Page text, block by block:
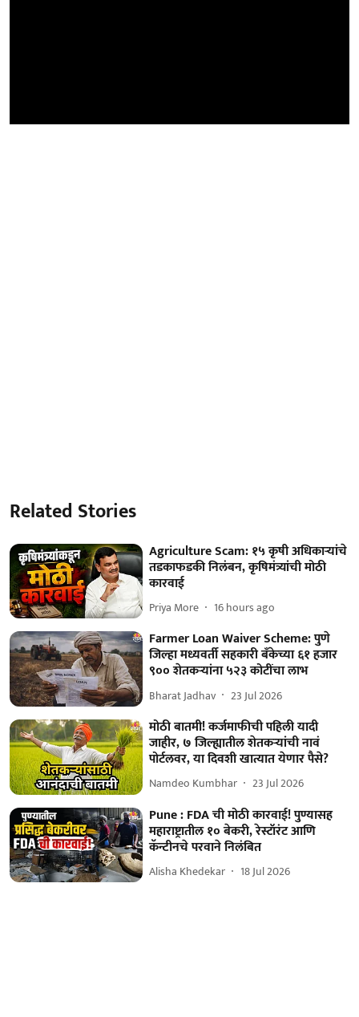
Related Stories
Agriculture Scam: १५ कृषी अधिकाऱ्यांचे
तडकाफडकी निलंबन, कृषिमंत्र्यांची मोठी
कारवाई
Priya More 16 hours ago
Farmer Loan Waiver Scheme: पुणे
जिल्हा मध्यवर्ती सहकारी बँकेच्या ६१ हजार
९०० शेतकऱ्यांना ५२३ कोटींचा लाभ
Bharat Jadhav 23 Jul 2026
मोठी बातमी! कर्जमाफीची पहिली यादी
जाहीर, ७ जिल्ह्यातील शेतकऱ्यांची नावं
पोर्टलवर, या दिवशी खात्यात येणार पैसे?
Namdeo Kumbhar 23 Jul 2026
Pune : FDA ची मोठी कारवाई! पुण्यासह
महाराष्ट्रातील १० बेकरी, रेस्टॉरंट आणि
कॅन्टीनचे परवाने निलंबित
Alisha Khedekar 18 Jul 2026